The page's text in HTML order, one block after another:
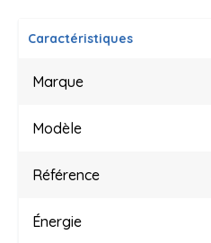
Caractéristiques
Marque
Modèle
Référence
Énergie